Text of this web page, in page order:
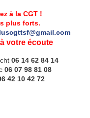
à la CGT !
plus forts.
votre écoute
06 14 62 84 14
06 07 98 81 08
42 10 42 72